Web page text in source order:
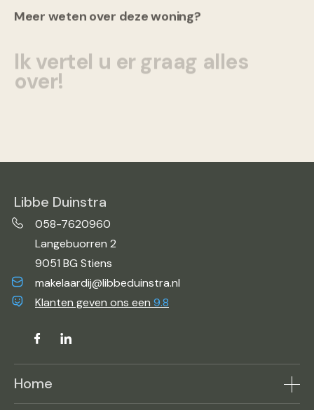
Meer weten over deze woning?
over!
Contact opnemen
Libbe Duinstra
058-7620960
Langebuorren 2
9051 BG Stiens
makelaardij@libbeduinstra.nl
Klanten geven ons een 9.8
Home
Aanbod